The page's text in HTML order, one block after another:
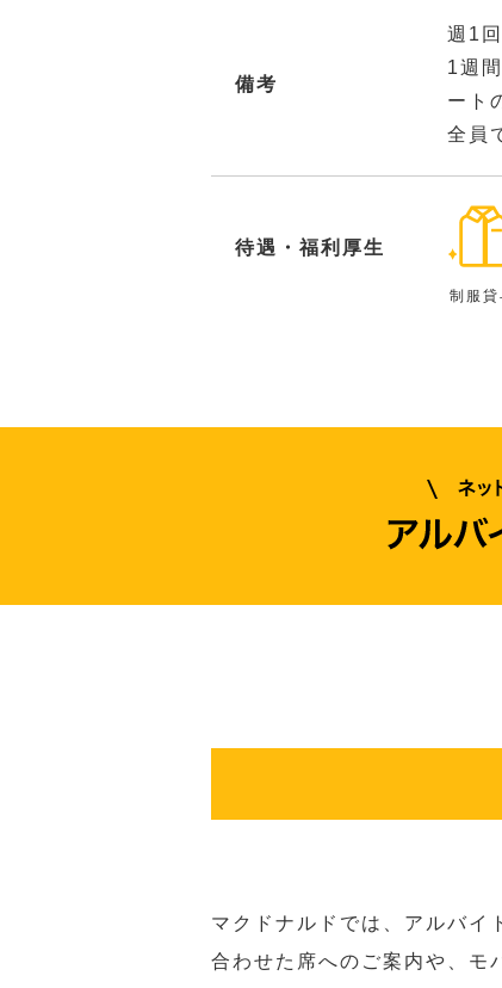
備考
週1
1週
ート
全員
待遇・福利厚生
制服貸
マクドナルドでは、アルバイ
合わせた席へのご案内や、モ